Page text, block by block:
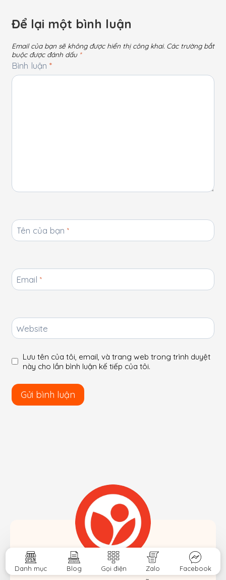
Để lại một bình luận
Email của bạn sẽ không được hiển thị công khai. Các trường bắt
buộc được đánh dấu *
Bình luận *
Tên của bạn *
Email *
Website
Lưu tên của tôi, email, và trang web trong trình duyệt
này cho lần bình luận kế tiếp của tôi.
Danh mục Blog Gọi điện Zalo Facebook